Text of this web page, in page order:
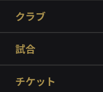
クラブ
試合
チケット